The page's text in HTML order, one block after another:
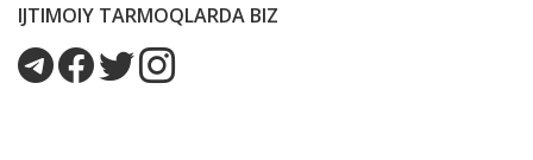
IJTIMOIY TARMOQLARDA BIZ